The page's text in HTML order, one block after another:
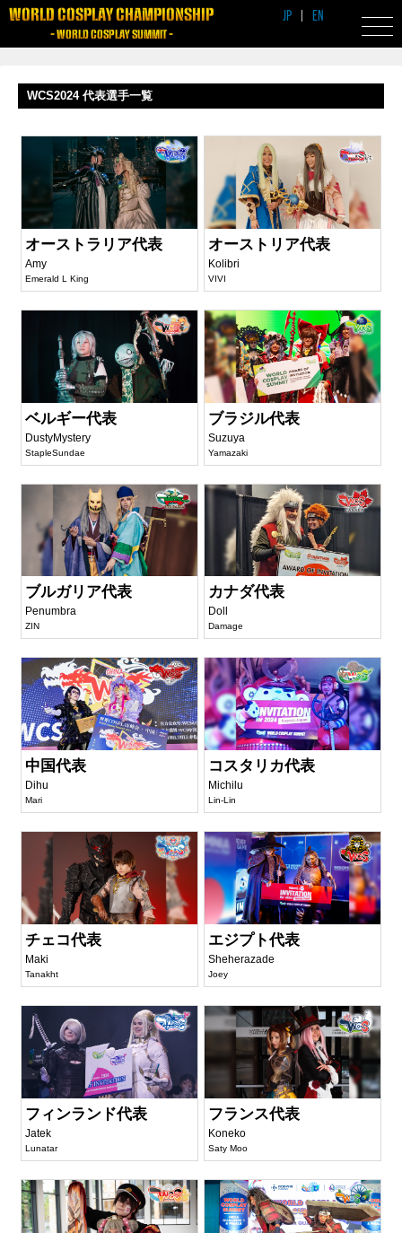
WORLD COSPLAY CHAMPIONSHIP
- WORLD COSPLAY SUMMIT -
JP | EN
WCS2024 代表選手一覧
オーストラリア代表
Amy
Emerald L King
オーストリア代表
Kolibri
VIVI
ベルギー代表
DustyMystery
StapleSundae
ブラジル代表
Suzuya
Yamazaki
ブルガリア代表
Penumbra
ZIN
カナダ代表
Doll
Damage
中国代表
Dihu
Mari
コスタリカ代表
Michilu
Lin-Lin
チェコ代表
Maki
Tanakht
エジプト代表
Sheherazade
Joey
フィンランド代表
Jatek
Lunatar
フランス代表
Koneko
Saty Moo